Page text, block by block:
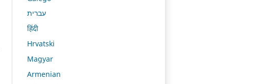
עברית
हिंदी
Hrvatski
Magyar
Armenian